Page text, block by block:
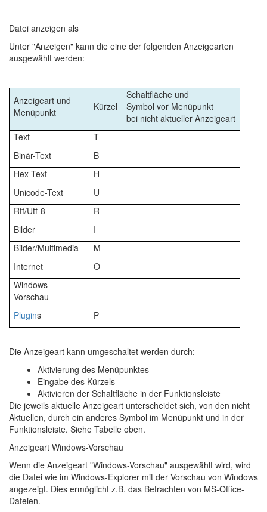
Datei anzeigen als
Unter "Anzeigen" kann die eine der folgenden Anzeigearten
ausgewählt werden:
Anzeigeart und
Menüpunkt
Kürzel
Schaltfläche und
Symbol vor Menüpunkt
bei nicht aktueller Anzeigeart
Text
T
Binär-Text
B
Hex-Text
H
Unicode-Text
U
Rtf/Utf-8
R
Bilder
I
Bilder/Multimedia
M
Internet
O
Windows-
Vorschau
Plugins P
Die Anzeigeart kann umgeschaltet werden durch:
Aktivierung des Menüpunktes
Eingabe des Kürzels
Aktivieren der Schaltfläche in der Funktionsleiste
Die jeweils aktuelle Anzeigeart unterscheidet sich, von den nicht
Aktuellen, durch ein anderes Symbol im Menüpunkt und in der
Funktionsleiste. Siehe Tabelle oben.
Anzeigeart Windows-Vorschau
Wenn die Anzeigeart "Windows-Vorschau" ausgewählt wird, wird
die Datei wie im Windows-Explorer mit der Vorschau von Windows
angezeigt. Dies ermöglicht z.B. das Betrachten von MS-Office-
Dateien.